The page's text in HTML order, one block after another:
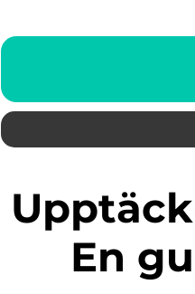
Upptäck ridläger i Stockholm:
En